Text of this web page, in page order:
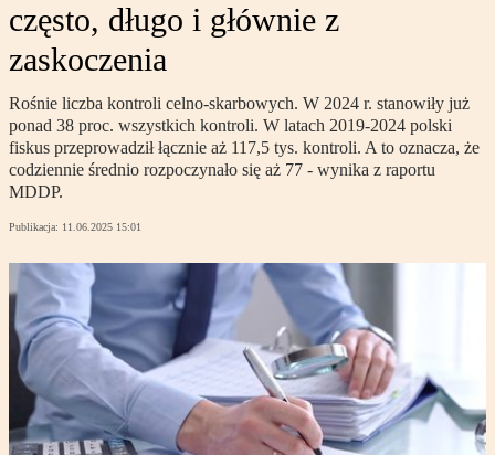
często, długo i głównie z
zaskoczenia
Rośnie liczba kontroli celno-skarbowych. W 2024 r. stanowiły już
ponad 38 proc. wszystkich kontroli. W latach 2019-2024 polski
fiskus przeprowadził łącznie aż 117,5 tys. kontroli. A to oznacza, że
codziennie średnio rozpoczynało się aż 77 - wynika z raportu
MDDP.
Publikacja: 11.06.2025 15:01